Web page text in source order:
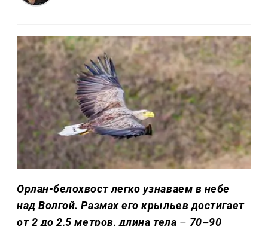
Орлан-белохвост легко узнаваем в небе
над Волгой. Размах его крыльев достигает
от 2 до 2,5 метров, длина тела – 70–90